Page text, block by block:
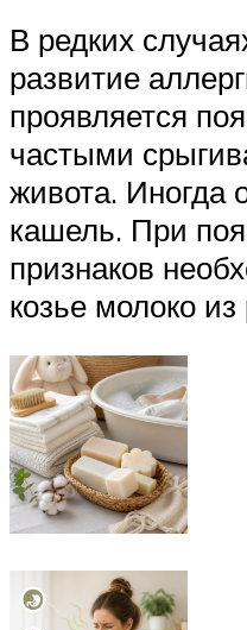
В редких
развитие
проявляется
частыми
живота. Иногда
кашель. При
признаков
козье молоко